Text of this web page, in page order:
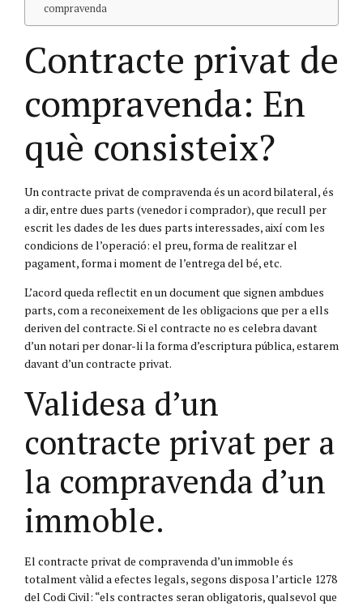
compravenda
Contracte privat de
compravenda: En
què consisteix?
Un contracte privat de compravenda és un acord bilateral, és
a dir, entre dues parts (venedor i comprador), que recull per
escrit les dades de les dues parts interessades, així com les
condicions de l’operació: el preu, forma de realitzar el
pagament, forma i moment de l’entrega del bé, etc.
L’acord queda reflectit en un document que signen ambdues
parts, com a reconeixement de les obligacions que per a ells
deriven del contracte. Si el contracte no es celebra davant
d’un notari per donar-li la forma d’escriptura pública, estarem
davant d’un contracte privat.
Validesa d’un
contracte privat per a
la compravenda d’un
immoble.
El contracte privat de compravenda d’un immoble és
totalment vàlid a efectes legals, segons disposa l’article 1278
del Codi Civil: “els contractes seran obligatoris, qualsevol que